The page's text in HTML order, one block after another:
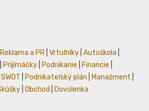
Reklama a PR Vrtuľníky Autoškola
Prijímáčky Podnikanie Financie
SWOT Podnikateľský plán Manažment
Obchod Dovolenka